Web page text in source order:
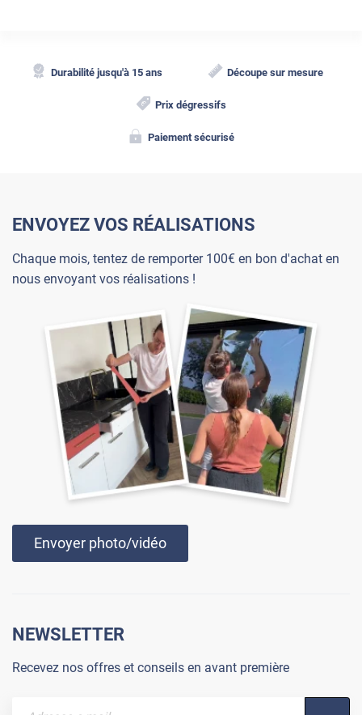
Durabilité jusqu'à 15 ans Découpe sur mesure
Prix dégressifs
Paiement sécurisé
ENVOYEZ VOS RÉALISATIONS
Chaque mois, tentez de remporter 100€ en bon d'achat en
nous envoyant vos réalisations !
Envoyer photo/vidéo
NEWSLETTER
Recevez nos offres et conseils en avant première